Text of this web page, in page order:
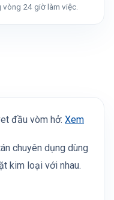
24 giờ làm việc.
đầu vòm hở: Xem
chuyên dụng dùng
kim loại với nhau.